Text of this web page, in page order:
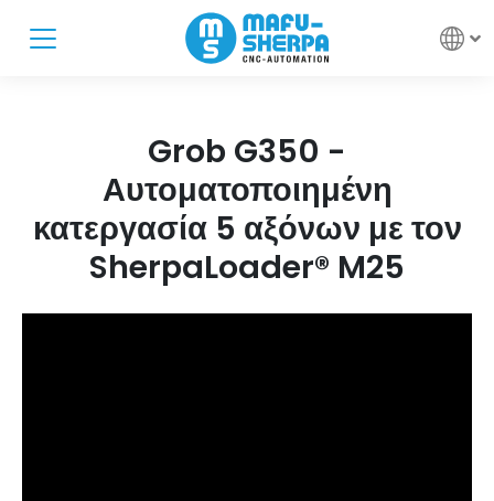
Grob G350 -
Αυτοματοποιημένη
κατεργασία 5 αξόνων με τον
SherpaLoader® M25